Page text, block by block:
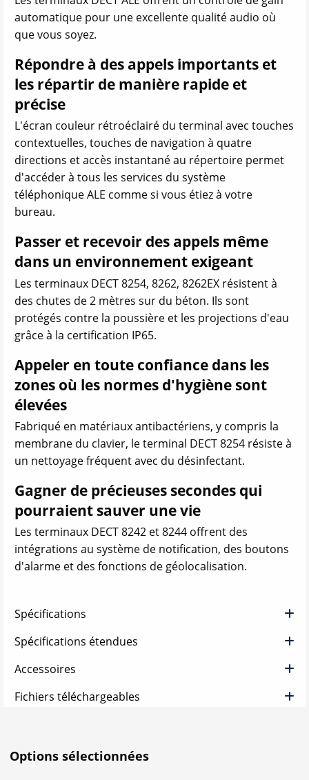
automatique pour une excellente qualité audio où
que vous soyez.
Répondre à des appels importants et
les répartir de manière rapide et
précise
L'écran couleur rétroéclairé du terminal avec touches
contextuelles, touches de navigation à quatre
directions et accès instantané au répertoire permet
d'accéder à tous les services du système
téléphonique ALE comme si vous étiez à votre
bureau.
Passer et recevoir des appels même
dans un environnement exigeant
Les terminaux DECT 8254, 8262, 8262EX résistent à
des chutes de 2 mètres sur du béton. Ils sont
protégés contre la poussière et les projections d'eau
grâce à la certification IP65.
Appeler en toute confiance dans les
zones où les normes d'hygiène sont
élevées
Fabriqué en matériaux antibactériens, y compris la
membrane du clavier, le terminal DECT 8254 résiste à
un nettoyage fréquent avec du désinfectant.
Gagner de précieuses secondes qui
pourraient sauver une vie
Les terminaux DECT 8242 et 8244 offrent des
intégrations au système de notification, des boutons
d'alarme et des fonctions de géolocalisation.
Spécifications
Spécifications étendues
Accessoires
Fichiers téléchargeables
Options sélectionnées